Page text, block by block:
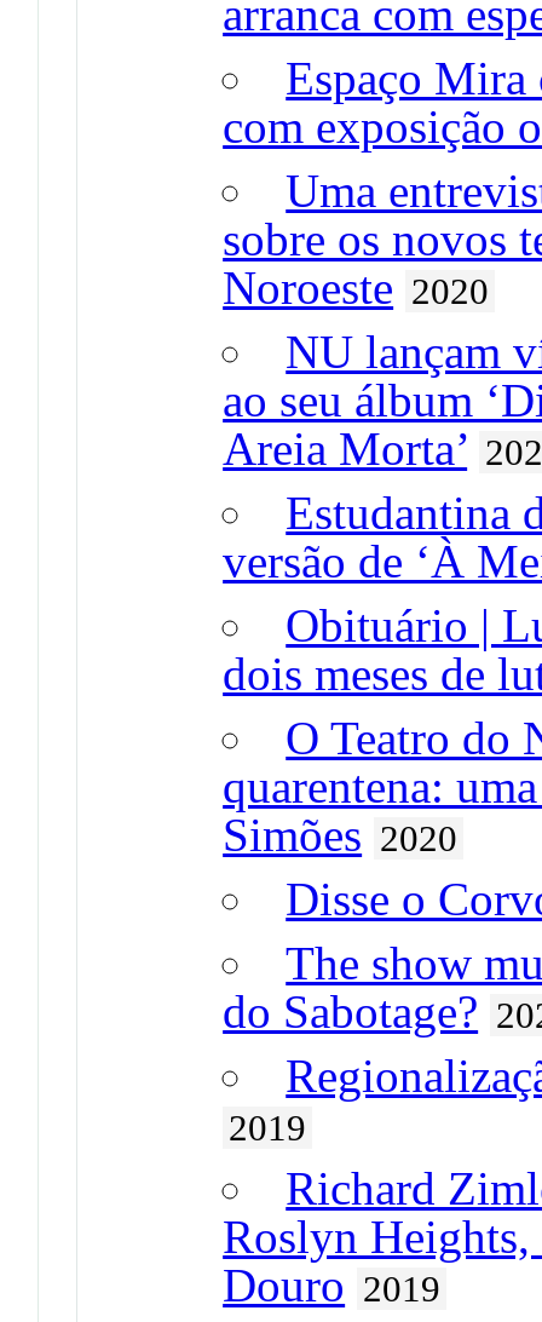
arranca com
Espaço Mira
com exposição
Uma
sobre os novos
Noroeste 2020
NU lançam
ao seu álbum
Areia Morta’
Estudantina
versão de ‘À
Obituário |
dois meses de
O Teatro do
quarentena:
Simões 2020
Disse o
The show
do Sabotage?
2019
Richard
Roslyn Heights,
Douro 2019